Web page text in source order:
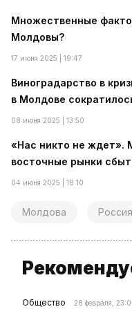
Множественные
Молдовы?
17 июня 2025 | 19:47
Виноградарство в
в Молдове
08 июня 2025 | 13:50
«Нас никто не ждет».
восточные рынки
04 июня 2025 | 18:10
Молдова Россия
Общество 28 февраля,